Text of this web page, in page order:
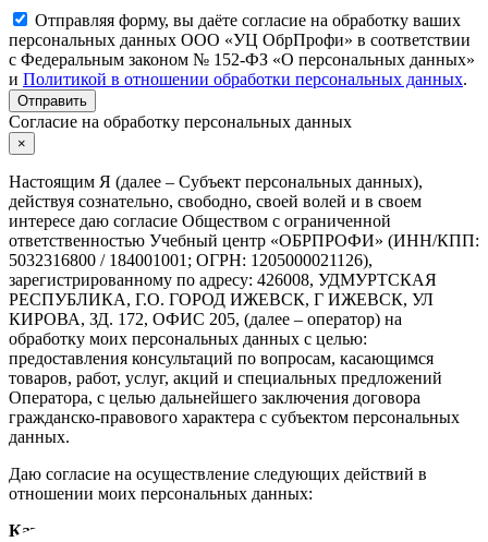
Отправляя форму, вы даёте согласие на обработку ваших
персональных данных ООО «УЦ ОбрПрофи» в соответствии
с Федеральным законом № 152-ФЗ «О персональных данных»
и Политикой в отношении обработки персональных данных.
Отправить
Согласие на обработку персональных данных
×
Настоящим Я (далее – Субъект персональных данных),
действуя сознательно, свободно, своей волей и в своем
интересе даю согласие Обществом с ограниченной
ответственностью Учебный центр «ОБРПРОФИ» (ИНН/КПП:
5032316800 / 184001001; ОГРН: 1205000021126),
зарегистрированному по адресу: 426008, УДМУРТСКАЯ
РЕСПУБЛИКА, Г.О. ГОРОД ИЖЕВСК, Г ИЖЕВСК, УЛ
КИРОВА, ЗД. 172, ОФИС 205, (далее – оператор) на
обработку моих персональных данных с целью:
предоставления консультаций по вопросам, касающимся
товаров, работ, услуг, акций и специальных предложений
Оператора, с целью дальнейшего заключения договора
гражданско-правового характера с субъектом персональных
данных.
Даю согласие на осуществление следующих действий в
отношении моих персональных данных:
Категории обрабатываемых персональных данных: